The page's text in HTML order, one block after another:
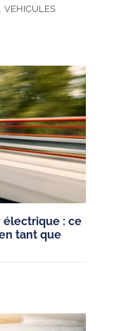
, VEHICULES
électrique : ce
tant que